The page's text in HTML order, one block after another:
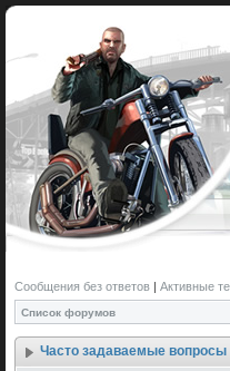
Сообщения без ответов | Активные
Список форумов
Часто задаваемые вопросы